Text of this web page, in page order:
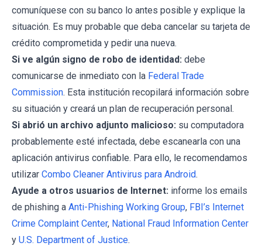
comuníquese con su banco lo antes posible y explique la
situación. Es muy probable que deba cancelar su tarjeta de
crédito comprometida y pedir una nueva.
Si ve algún signo de robo de identidad: debe
comunicarse de inmediato con la Federal Trade
Commission. Esta institución recopilará información sobre
su situación y creará un plan de recuperación personal.
Si abrió un archivo adjunto malicioso: su computadora
probablemente esté infectada, debe escanearla con una
aplicación antivirus confiable. Para ello, le recomendamos
utilizar Combo Cleaner Antivirus para Android.
Ayude a otros usuarios de Internet: informe los emails
de phishing a Anti-Phishing Working Group, FBI’s Internet
Crime Complaint Center, National Fraud Information Center
y U.S. Department of Justice.